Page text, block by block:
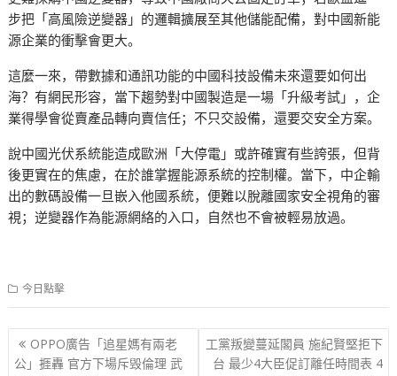
步把「高風險逆變器」的邏輯擴展至其他儲能配備，對中國新能
源企業的衝擊會更大。
這麼一來，帶數據和通訊功能的中國科技設備未來還要如何出
海？有網民形容，當下趨勢對中國製造是一場「升級考試」，企
業得學會從賣產品轉向賣信任；不只交設備，還要交安全方案。
說中國光伏系統能造成歐洲「大停電」或許確實有些誇張，但背
後更實在的焦慮，在於誰掌握能源系統的控制權。當下，中企輸
出的數碼設備一旦嵌入他國系統，便難以脫離國家安全視角的審
視；逆變器作為能源網絡的入口，自然也不會被輕易放過。
今日點擊
文
章
OPPO廣告「追星媽有兩老
公」捱轟 官方下場斥毁倫理 武
工黨叛變蔓延閣員 施紀賢堅拒下
台 最少4大臣促訂離任時間表 4